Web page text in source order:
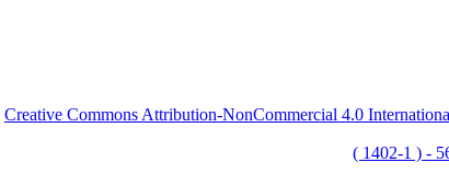
Creative Commons Attribution-NonCommercial 4.0